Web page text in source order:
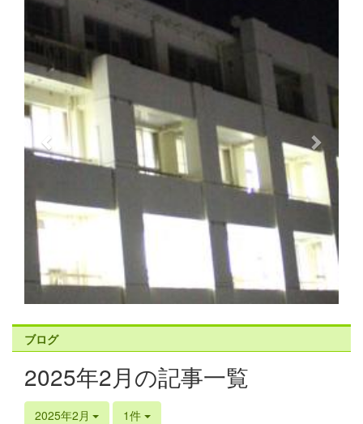
r
e
v
i
o
s
ブログ
2025年2月の記事一覧
2025年2月 1件